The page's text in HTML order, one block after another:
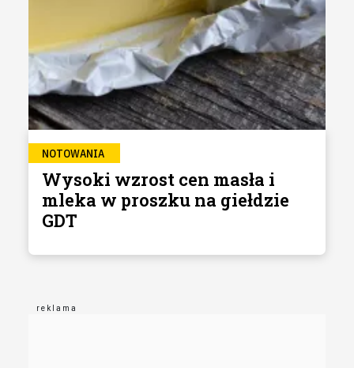
NOTOWANIA
Wysoki wzrost cen masła i
mleka w proszku na giełdzie
GDT